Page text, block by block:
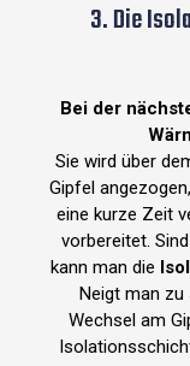
3. Die
Bei der
Sie wird über
Gipfel
eine kurze Zeit
vorbereitet.
kann man die
Neigt man zu
Wechsel am